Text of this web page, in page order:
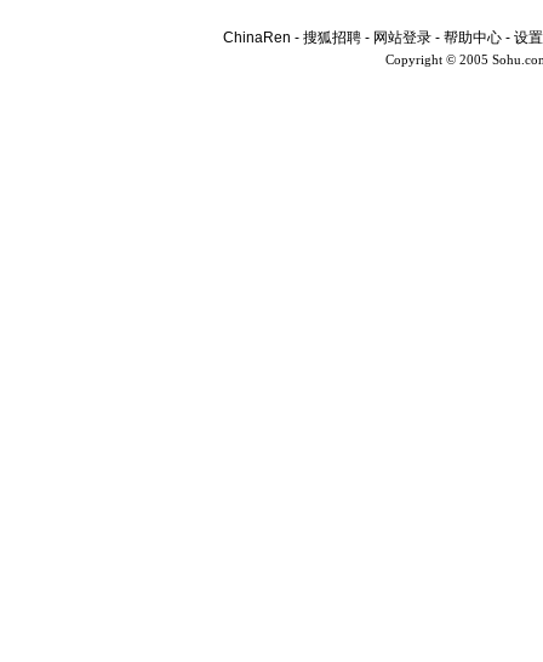
ChinaRen - 搜狐招聘 - 网站登录 - 帮助中心 - 设
Copyright © 2005